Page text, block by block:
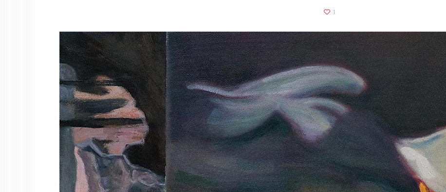
FEMALE-FRONTED
DOUBLE DIAMONDS
NASHVILLE SOUND
PORTRAIT
1